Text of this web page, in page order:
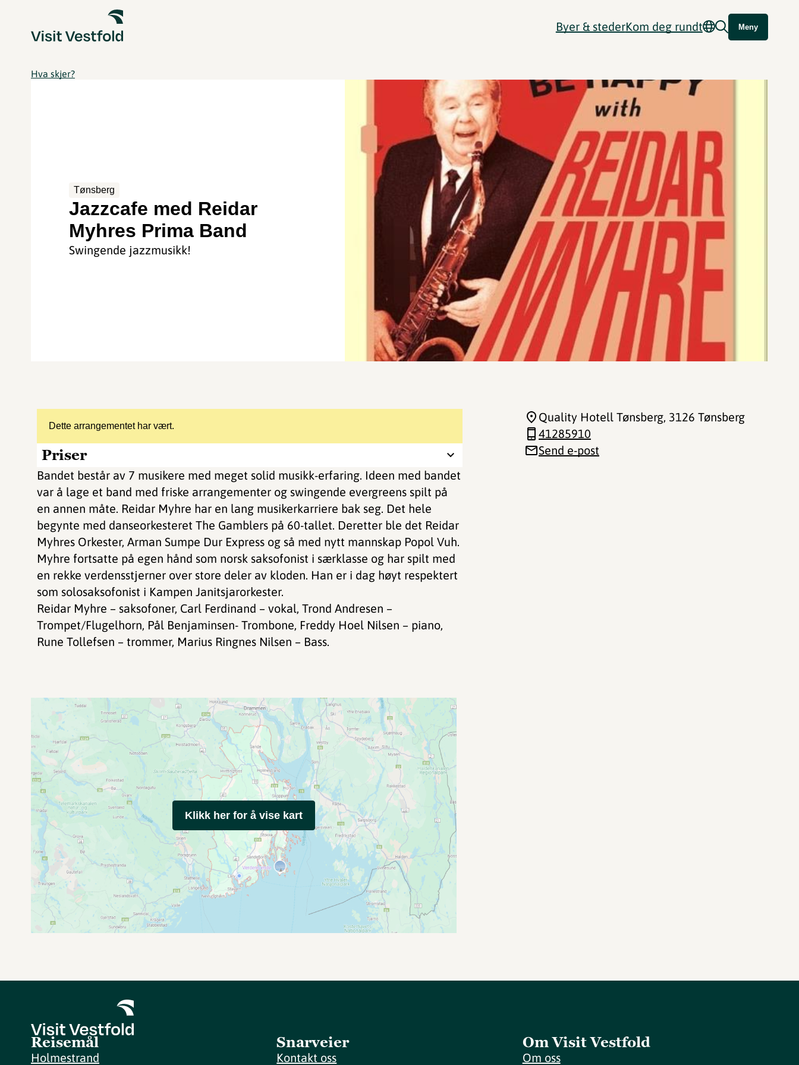
Byer & stederKom deg rundt Meny
Hva skjer?
Tønsberg
Jazzcafe med Reidar
Myhres Prima Band
Swingende jazzmusikk!
Dette arrangementet har vært.
Priser
Bandet består av 7 musikere med meget solid musikk-erfaring. Ideen med bandet
var å lage et band med friske arrangementer og swingende evergreens spilt på
en annen måte. Reidar Myhre har en lang musikerkarriere bak seg. Det hele
begynte med danseorkesteret The Gamblers på 60-tallet. Deretter ble det Reidar
Myhres Orkester, Arman Sumpe Dur Express og så med nytt mannskap Popol Vuh.
Myhre fortsatte på egen hånd som norsk saksofonist i særklasse og har spilt med
en rekke verdensstjerner over store deler av kloden. Han er i dag høyt respektert
som solosaksofonist i Kampen Janitsjarorkester.
Reidar Myhre – saksofoner, Carl Ferdinand – vokal, Trond Andresen –
Trompet/Flugelhorn, Pål Benjaminsen- Trombone, Freddy Hoel Nilsen – piano,
Rune Tollefsen – trommer, Marius Ringnes Nilsen – Bass.
Quality Hotell Tønsberg, 3126 Tønsberg
41285910
Send e-post
Klikk her for å vise kart
Reisemål
Holmestrand
Snarveier
Kontakt oss
Om Visit Vestfold
Om oss